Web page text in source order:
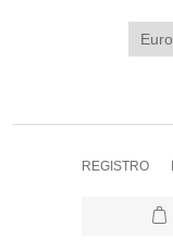
REGISTRO